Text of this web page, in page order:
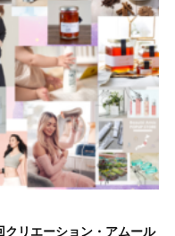
リエーション・アムール